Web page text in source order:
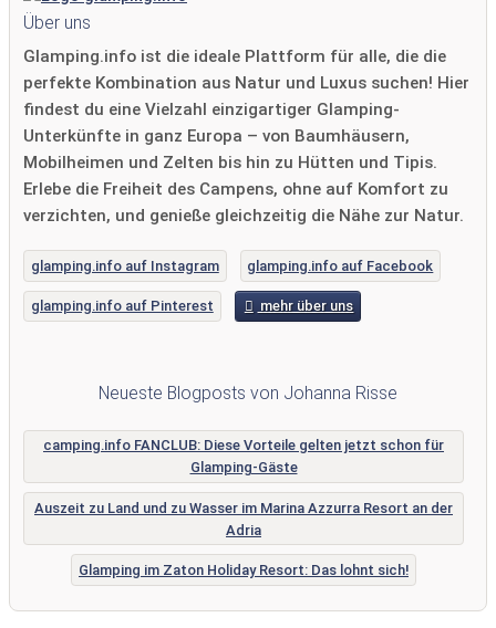
Über uns
Glamping.info ist die ideale Plattform für alle, die die
perfekte Kombination aus Natur und Luxus suchen! Hier
findest du eine Vielzahl einzigartiger Glamping-
Unterkünfte in ganz Europa – von Baumhäusern,
Mobilheimen und Zelten bis hin zu Hütten und Tipis.
Erlebe die Freiheit des Campens, ohne auf Komfort zu
verzichten, und genieße gleichzeitig die Nähe zur Natur.
glamping.info auf Instagram glamping.info auf Facebook
glamping.info auf Pinterest mehr über uns
Neueste Blogposts von Johanna Risse
camping.info FANCLUB: Diese Vorteile gelten jetzt schon für
Glamping-Gäste
Auszeit zu Land und zu Wasser im Marina Azzurra Resort an der
Adria
Glamping im Zaton Holiday Resort: Das lohnt sich!